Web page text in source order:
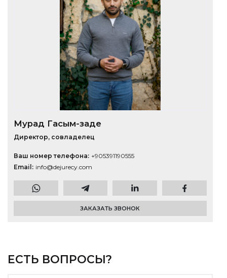
Мурад Гасым-заде
Директор, совладелец
Ваш номер телефона +905391190555
Email
info@dejurecy.com
ЗАКАЗАТЬ ЗВОНОК
ЕСТЬ ВОПРОСЫ?